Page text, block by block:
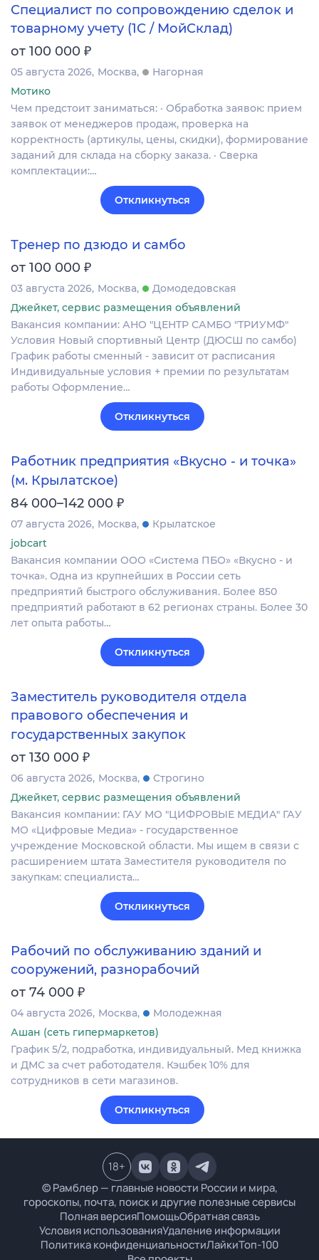
Специалист по сопровождению сделок и
товарному учету (1С / МойСклад)
от 100 000 ₽
05 августа 2026 Москва
Нагорная
Мотико
Чем предстоит заниматься: · Обработка заявок: прием
заявок от менеджеров продаж, проверка на
корректность (артикулы, цены, скидки), формирование
заданий для склада на сборку заказа. · Сверка
комплектации:…
Откликнуться
Тренер по дзюдо и самбо
от 100 000 ₽
03 августа 2026 Москва
Домодедовская
Джейкет, сервис размещения объявлений
Вакансия компании: АНО "ЦЕНТР САМБО "ТРИУМФ"
Условия Новый спортивный Центр (ДЮСШ по самбо)
График работы сменный - зависит от расписания
Индивидуальные условия + премии по результатам
работы Оформление…
Откликнуться
Работник предприятия «Вкусно - и точка»
(м. Крылатское)
84 000–142 000 ₽
07 августа 2026 Москва
Крылатское
jobcart
Вакансия компании ООО «Система ПБО» «Вкусно - и
точка». Одна из крупнейших в России сеть
предприятий быстрого обслуживания. Более 850
предприятий работают в 62 регионах страны. Более 30
лет опыта работы…
Откликнуться
Заместитель руководителя отдела
правового обеспечения и
государственных закупок
от 130 000 ₽
06 августа 2026 Москва
Строгино
Джейкет, сервис размещения объявлений
Вакансия компании: ГАУ МО "ЦИФРОВЫЕ МЕДИА" ГАУ
МО «Цифровые Медиа» - государственное
учреждение Московской области. Мы ищем в связи с
расширением штата Заместителя руководителя по
закупкам: специалиста…
Откликнуться
Рабочий по обслуживанию зданий и
сооружений, разнорабочий
от 74 000 ₽
04 августа 2026 Москва
Молодежная
Ашан (сеть гипермаркетов)
График 5/2, подработка, индивидуальный. Мед книжка
и ДМС за счет работодателя. Кэшбек 10% для
сотрудников в сети магазинов.
Откликнуться
© Рамблер — главные новости России и мира,
гороскопы, почта, поиск и другие полезные сервисы
Полная версияПомощьОбратная связь
Условия использованияУдаление информации
Политика конфиденциальностиЛайкиТоп-100
18+